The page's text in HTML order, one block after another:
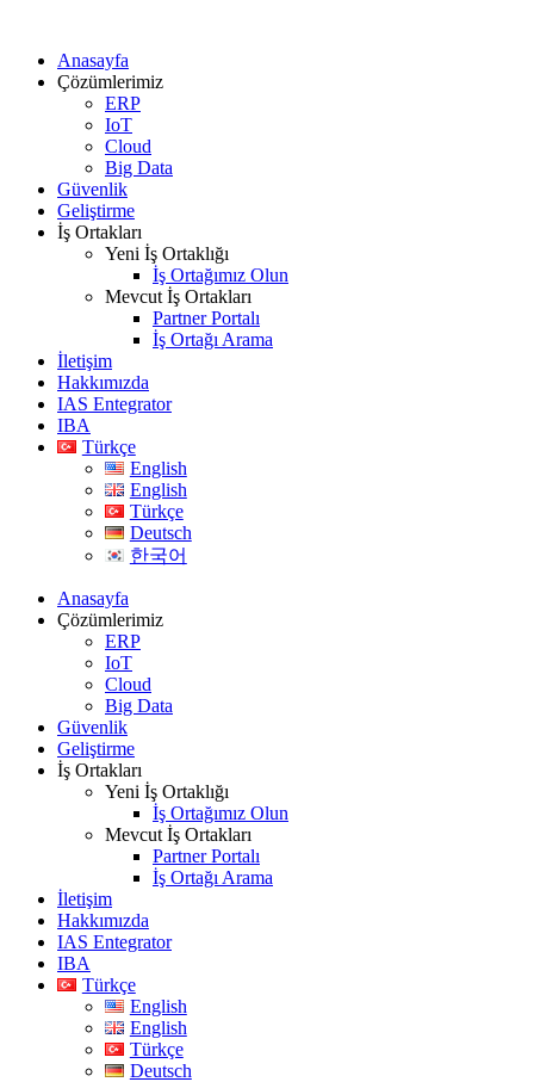
Anasayfa
Çözümlerimiz
ERP
IoT
Cloud
Big Data
Güvenlik
Geliştirme
İş Ortakları
Yeni İş Ortaklığı
İş Ortağımız Olun
Mevcut İş Ortakları
Partner Portalı
İş Ortağı Arama
İletişim
Hakkımızda
IAS Entegrator
IBA
Türkçe
English
English
Türkçe
Deutsch
한국어
Anasayfa
Çözümlerimiz
ERP
IoT
Cloud
Big Data
Güvenlik
Geliştirme
İş Ortakları
Yeni İş Ortaklığı
İş Ortağımız Olun
Mevcut İş Ortakları
Partner Portalı
İş Ortağı Arama
İletişim
Hakkımızda
IAS Entegrator
IBA
Türkçe
English
English
Türkçe
Deutsch